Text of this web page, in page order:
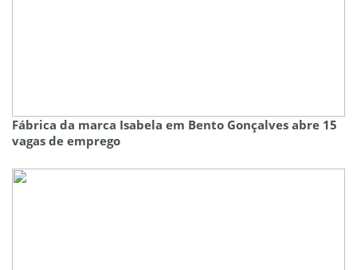
Fábrica da marca Isabela em Bento Gonçalves abre 15
vagas de emprego